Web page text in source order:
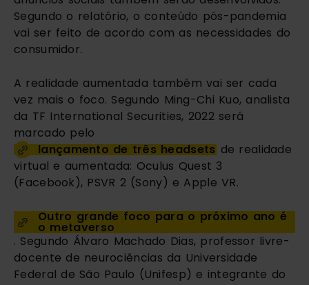
Segundo o relatório, o conteúdo pós-pandemia
vai ser feito de acordo com as necessidades do
consumidor.
A realidade aumentada também vai ser cada
vez mais o foco. Segundo Ming-Chi Kuo, analista
da TF International Securities, 2022 será
marcado pelo
lançamento de três headsets de realidade
virtual e aumentada: Oculus Quest 3
(Facebook), PSVR 2 (Sony) e Apple VR.
Outro grande foco para o próximo ano é
o metaverso
. Segundo Álvaro Machado Dias, professor livre-
docente de neurociências da Universidade
Federal de São Paulo (Unifesp) e integrante do